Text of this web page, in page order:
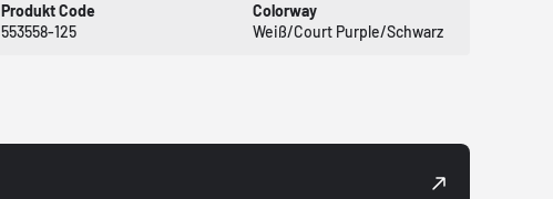
Produkt Code
553558-125
Colorway
Weiß/Court Purple/Schwarz